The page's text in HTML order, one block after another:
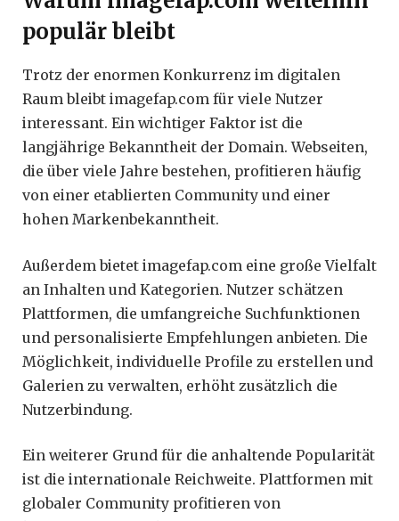
populär bleibt
Trotz der enormen Konkurrenz im digitalen
Raum bleibt imagefap.com für viele Nutzer
interessant. Ein wichtiger Faktor ist die
langjährige Bekanntheit der Domain. Webseiten,
die über viele Jahre bestehen, profitieren häufig
von einer etablierten Community und einer
hohen Markenbekanntheit.
Außerdem bietet imagefap.com eine große Vielfalt
an Inhalten und Kategorien. Nutzer schätzen
Plattformen, die umfangreiche Suchfunktionen
und personalisierte Empfehlungen anbieten. Die
Möglichkeit, individuelle Profile zu erstellen und
Galerien zu verwalten, erhöht zusätzlich die
Nutzerbindung.
Ein weiterer Grund für die anhaltende Popularität
ist die internationale Reichweite. Plattformen mit
globaler Community profitieren von